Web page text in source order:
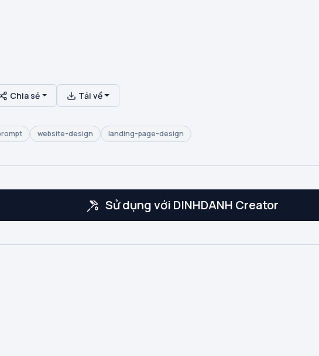
Chia sẻ Tải về
website-design landing-page-design
Sử dụng với DINHDANH Creator